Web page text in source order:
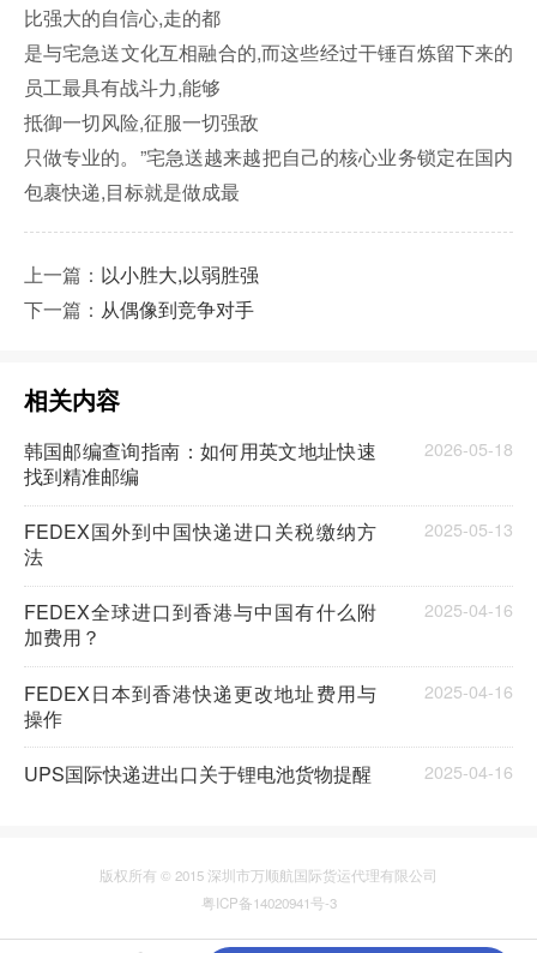
比强大的自信心,走的都
是与宅急送文化互相融合的,而这些经过干锤百炼留下来的
员工最具有战斗力,能够
抵御一切风险,征服一切强敌
只做专业的。”宅急送越来越把自己的核心业务锁定在国内
包裹快递,目标就是做成最
上一篇： 以小胜大,以弱胜强
下一篇： 从偶像到竞争对手
相关内容
韩国邮编查询指南：如何用英文地址快速
找到精准邮编
2026-05-18
FEDEX国外到中国快递进口关税缴纳方
法
2025-05-13
FEDEX全球进口到香港与中国有什么附
加费用？
2025-04-16
FEDEX日本到香港快递更改地址费用与
操作
2025-04-16
UPS国际快递进出口关于锂电池货物提醒 2025-04-16
版权所有 © 2015 深圳市万顺航国际货运代理有限公司
粤ICP备14020941号-3